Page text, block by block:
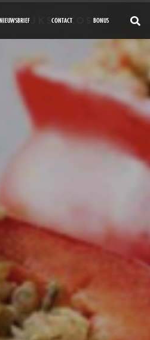
NIEUWSBRIEF CONTACT BONUS